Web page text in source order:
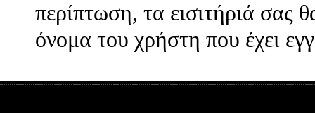
περίπτωση, τα εισιτήριά σας
όνομα του χρήστη που έχει